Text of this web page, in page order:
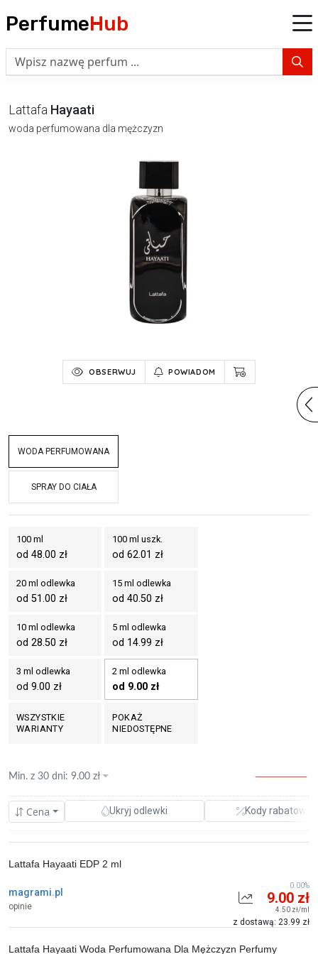
PerfumeHub
Lattafa Hayaati
woda perfumowana dla mężczyzn
OBSERWUJ POWIADOM
WODA PERFUMOWANA
SPRAY DO CIAŁA
100 ml
od 48.00 zł
100 ml uszk.
od 62.01 zł
20 ml odlewka
od 51.00 zł
15 ml odlewka
od 40.50 zł
10 ml odlewka
od 28.50 zł
5 ml odlewka
od 14.99 zł
3 ml odlewka
od 9.00 zł
2 ml odlewka
od 9.00 zł
WSZYSTKIE
WARIANTY
POKAŻ
NIEDOSTĘPNE
Cena Ukryj odlewki Kody rabatowe
Min. z 30 dni: 9.00 zł
magrami.pl
opinie
Lattafa Hayaati EDP 2 ml
9.00 zł
4.50 zł/ml
z dostawą: 23.99 zł
0.00%
Lattafa Hayaati Woda Perfumowana Dla Mężczyzn Perfumy